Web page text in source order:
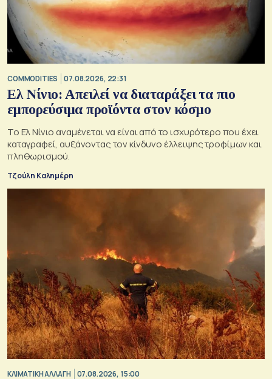
COMMODITIES 07.08.2026, 22:31
Ελ Νίνιο: Απειλεί να διαταράξει τα πιο
εμπορεύσιμα προϊόντα στον κόσμο
Το Ελ Νίνιο αναμένεται να είναι από το ισχυρότερο που έχει
καταγραφεί, αυξάνοντας τον κίνδυνο έλλειψης τροφίμων και
πληθωρισμού.
Τζούλη Καλημέρη
ΚΛΙΜΑΤΙΚΗ ΑΛΛΑΓΗ 07.08.2026, 15:00